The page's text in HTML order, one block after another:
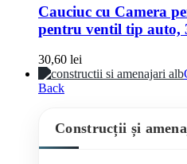
Cauciuc cu Camera
pentru ventil tip auto,
30,60 lei
Back
Construcții și